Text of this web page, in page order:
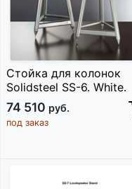
Стойка для колонок
Solidsteel SS-6. White.
74 510 руб.
под заказ